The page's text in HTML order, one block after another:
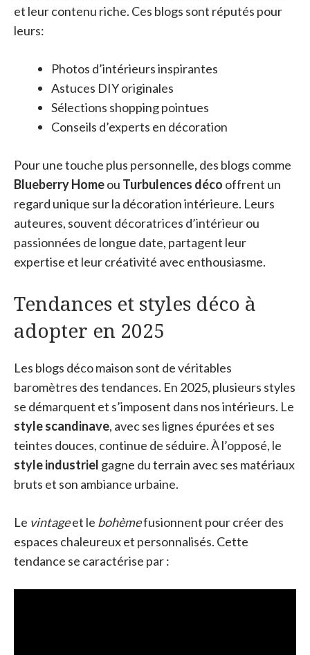
et leur contenu riche. Ces blogs sont réputés pour
leurs:
Photos d’intérieurs inspirantes
Astuces DIY originales
Sélections shopping pointues
Conseils d’experts en décoration
Pour une touche plus personnelle, des blogs comme
Blueberry Homeou Turbulences déco offrent un
regard unique sur la décoration intérieure. Leurs
auteures, souvent décoratrices d’intérieur ou
passionnées de longue date, partagent leur
expertise et leur créativité avec enthousiasme.
Tendances et styles déco à
adopter en 2025
Les blogs déco maison sont de véritables
baromètres des tendances. En 2025, plusieurs styles
se démarquent et s’imposent dans nos intérieurs. Le
style scandinave, avec ses lignes épurées et ses
teintes douces, continue de séduire. À l’opposé, le
style industriel gagne du terrain avec ses matériaux
bruts et son ambiance urbaine.
Le vintageet le bohèmefusionnent pour créer des
espaces chaleureux et personnalisés. Cette
tendance se caractérise par :